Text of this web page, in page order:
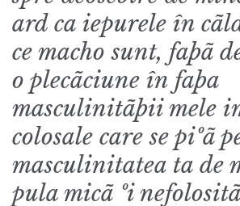
ard ca iepurele în
ce macho sunt, faþã
o plecãciune în faþa
masculinitãþii mele
colosale care se piºã
masculinitatea ta de
pula micã ºi